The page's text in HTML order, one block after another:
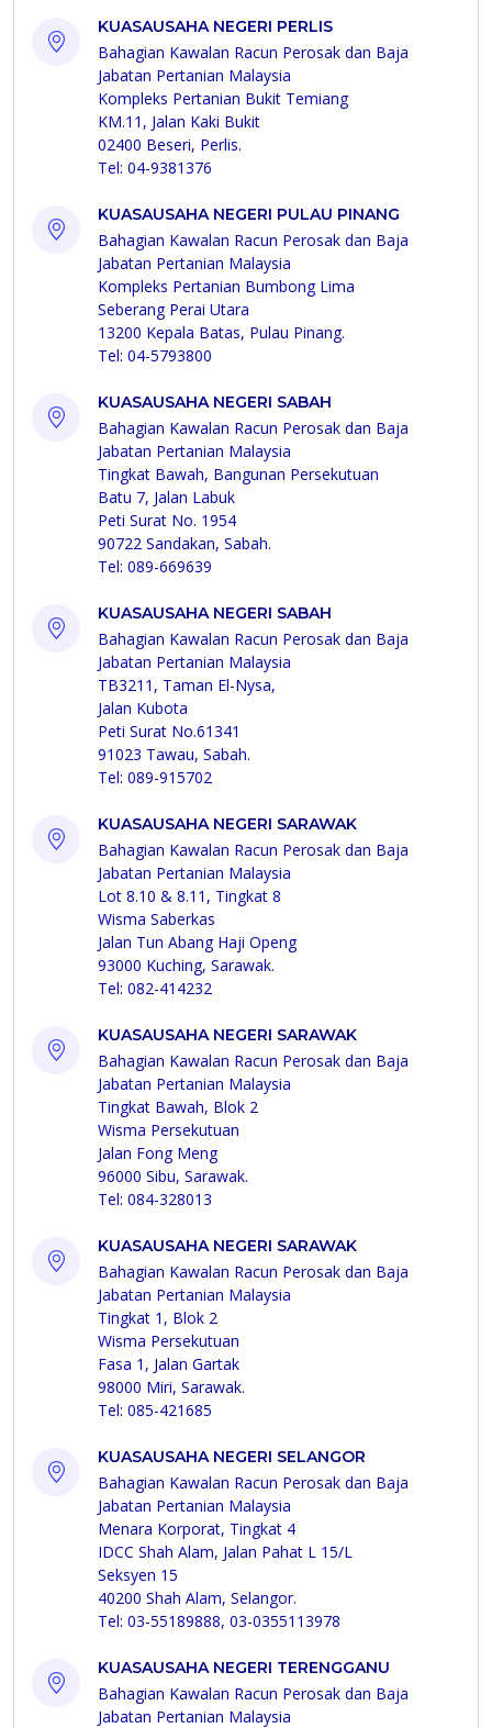
KUASAUSAHA NEGERI PERLIS
Bahagian Kawalan Racun Perosak dan Baja
Jabatan Pertanian Malaysia
Kompleks Pertanian Bukit Temiang
KM.11, Jalan Kaki Bukit
02400 Beseri, Perlis.
Tel: 04-9381376
KUASAUSAHA NEGERI PULAU PINANG
Bahagian Kawalan Racun Perosak dan Baja
Jabatan Pertanian Malaysia
Kompleks Pertanian Bumbong Lima
Seberang Perai Utara
13200 Kepala Batas, Pulau Pinang.
Tel: 04-5793800
KUASAUSAHA NEGERI SABAH
Bahagian Kawalan Racun Perosak dan Baja
Jabatan Pertanian Malaysia
Tingkat Bawah, Bangunan Persekutuan
Batu 7, Jalan Labuk
Peti Surat No. 1954
90722 Sandakan, Sabah.
Tel: 089-669639
KUASAUSAHA NEGERI SABAH
Bahagian Kawalan Racun Perosak dan Baja
Jabatan Pertanian Malaysia
TB3211, Taman El-Nysa,
Jalan Kubota
Peti Surat No.61341
91023 Tawau, Sabah.
Tel: 089-915702
KUASAUSAHA NEGERI SARAWAK
Bahagian Kawalan Racun Perosak dan Baja
Jabatan Pertanian Malaysia
Lot 8.10 & 8.11, Tingkat 8
Wisma Saberkas
Jalan Tun Abang Haji Openg
93000 Kuching, Sarawak.
Tel: 082-414232
KUASAUSAHA NEGERI SARAWAK
Bahagian Kawalan Racun Perosak dan Baja
Jabatan Pertanian Malaysia
Tingkat Bawah, Blok 2
Wisma Persekutuan
Jalan Fong Meng
96000 Sibu, Sarawak.
Tel: 084-328013
KUASAUSAHA NEGERI SARAWAK
Bahagian Kawalan Racun Perosak dan Baja
Jabatan Pertanian Malaysia
Tingkat 1, Blok 2
Wisma Persekutuan
Fasa 1, Jalan Gartak
98000 Miri, Sarawak.
Tel: 085-421685
KUASAUSAHA NEGERI SELANGOR
Bahagian Kawalan Racun Perosak dan Baja
Jabatan Pertanian Malaysia
Menara Korporat, Tingkat 4
IDCC Shah Alam, Jalan Pahat L 15/L
Seksyen 15
40200 Shah Alam, Selangor.
Tel: 03-55189888, 03-0355113978
KUASAUSAHA NEGERI TERENGGANU
Bahagian Kawalan Racun Perosak dan Baja
Jabatan Pertanian Malaysia